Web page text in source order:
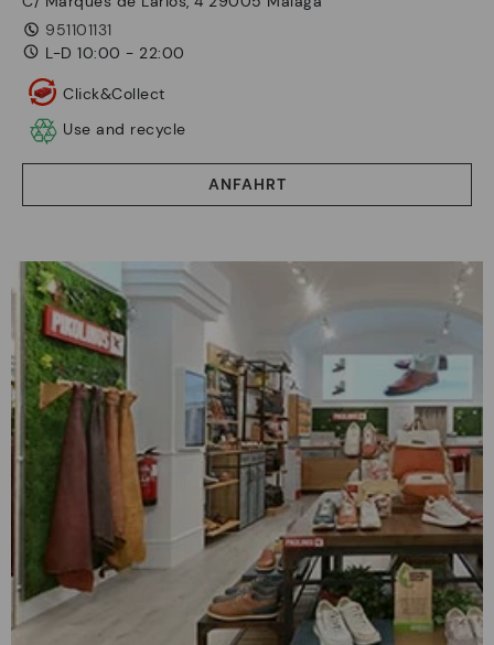
951101131
L-D 10:00 - 22:00
Click&Collect
Use and recycle
ANFAHRT